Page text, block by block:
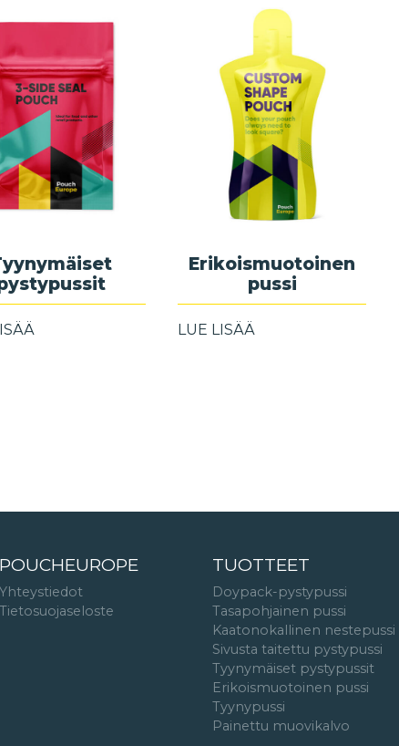
Erikoismuotoinen
pussi
LUE LISÄÄ
POUCHEUROPE
Yhteystiedot
Tietosuojaseloste
TUOTTEET
Doypack-pystypussi
Tasapohjainen pussi
Kaatonokallinen nestepussi
Sivusta taitettu pystypussi
Tyynymäiset pystypussit
Erikoismuotoinen pussi
Tyynypussi
Painettu muovikalvo